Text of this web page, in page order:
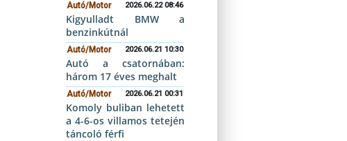
Autó/Motor 2026.06.22 08:46
Kigyulladt BMW a
benzinkútnál
Autó/Motor 2026.06.21 10:30
Autó a csatornában:
három 17 éves meghalt
Autó/Motor 2026.06.21 00:31
Komoly buliban lehetett
a 4-6-os villamos tetején
táncoló férfi